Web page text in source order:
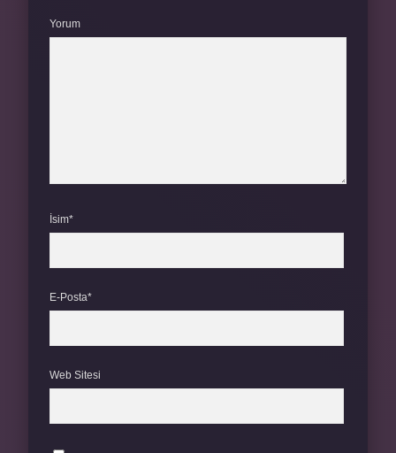
Yorum
İsim*
E-Posta*
Web Sitesi